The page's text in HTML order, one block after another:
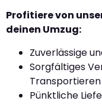
Profitiere von
deinen Umzug:
Zuverlässige
Sorgfältiges
Pünktliche